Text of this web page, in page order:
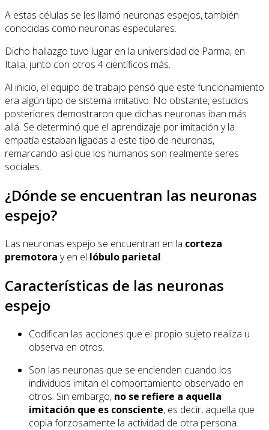
A estas células se les llamó neuronas espejos, también
conocidas como neuronas especulares.
Dicho hallazgo tuvo lugar en la universidad de Parma, en
Italia, junto con otros 4 científicos más.
Al inicio, el equipo de trabajo pensó que este funcionamiento
era algún tipo de sistema imitativo. No obstante, estudios
posteriores demostraron que dichas neuronas iban más
allá. Se determinó que el aprendizaje por imitación y la
empatía estaban ligadas a este tipo de neuronas,
remarcando así que los humanos son realmente seres
sociales.
¿Dónde se encuentran las neuronas
espejo?
Las neuronas espejo se encuentran en la corteza
premotora y en el lóbulo parietal.
Características de las neuronas
espejo
Codifican las acciones que el propio sujeto realiza u
observa en otros.
Son las neuronas que se encienden cuando los
individuos imitan el comportamiento observado en
otros. Sin embargo, no se refiere a aquella
imitación que es consciente, es decir, aquella que
copia forzosamente la actividad de otra persona.